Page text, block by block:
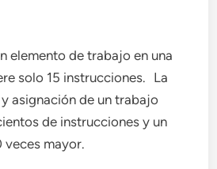
elemento de trabajo en una
solo 15 instrucciones. La
asignación de un trabajo
de instrucciones y un
veces mayor.